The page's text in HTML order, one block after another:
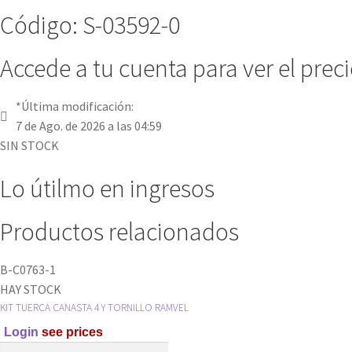
Código: S-03592-0
Accede a tu cuenta para ver el
*Última modificación:
7 de Ago. de 2026 a las 04:59
SIN STOCK
Lo útilmo en ingresos
Productos relacionados
B-C0763-1
HAY STOCK
KIT TUERCA CANASTA 4 Y TORNILLO RAMVEL
Login see prices